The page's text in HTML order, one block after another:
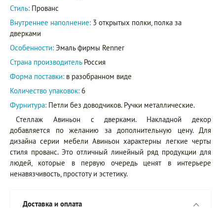
Стиль: Прованс
Внутреннее наполнение: 3 открытых полки, полка за
дверками
Особенности: Эмаль фирмы Renner
Страна производитель Россия
Форма поставки: в разобранном виде
Количество упаковок: 6
Фурнитура: Петли без доводчиков. Ручки металлические.
Стеллаж Авиньон с дверками. Накладной декор
добавляется по желанию за дополнительную цену. Для
дизайна серии мебели Авиньон характерны легкие черты
стиля прованс. Это отличный линейный ряд продукции для
людей, которые в первую очередь ценят в интерьере
ненавязчивость, простоту и эстетику.
Доставка и оплата